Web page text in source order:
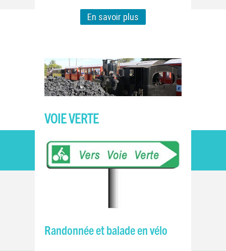
En savoir plus
VOIE VERTE
Randonnée et balade en vélo